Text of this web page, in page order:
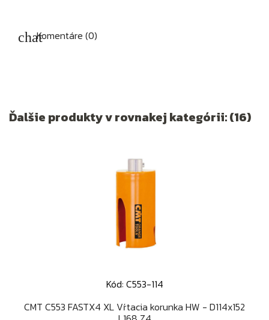
Komentáre (0)
Ďalšie produkty v rovnakej kategórii: (16)
Kód: C553-114
CMT C553 FASTX4 XL Vŕtacia korunka HW - D114x152